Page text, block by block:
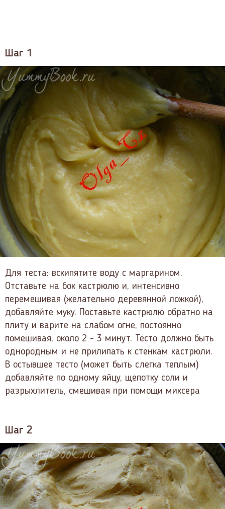
Шаг 1
Для теста: вскипятите воду с маргарином.
Отставьте на бок кастрюлю и, интенсивно
перемешивая (желательно деревянной ложкой),
добавляйте муку. Поставьте кастрюлю обратно на
плиту и варите на слабом огне, постоянно
помешивая, около 2 - 3 минут. Тесто должно быть
однородным и не прилипать к стенкам кастрюли.
В остывшее тесто (может быть слегка теплым)
добавляйте по одному яйцу, щепотку соли и
разрыхлитель, смешивая при помощи миксера
Шаг 2